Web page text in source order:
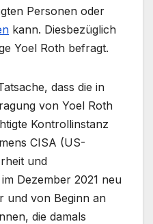
Personen oder
kann. Diesbezüglich
Yoel Roth befragt.
dass die in
von Yoel Roth
Kontrollinstanz
CISA (US-
und
Dezember 2021 neu
und von Beginn an
die damals